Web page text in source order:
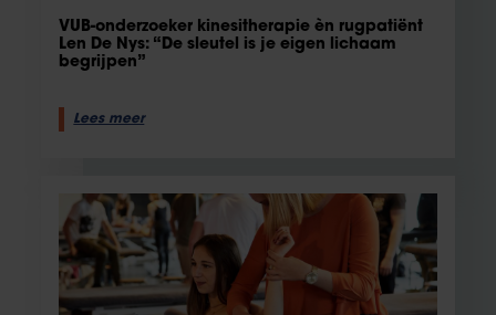
VUB-onderzoeker kinesitherapie èn rugpatiënt
Len De Nys: “De sleutel is je eigen lichaam
begrijpen”
Lees meer